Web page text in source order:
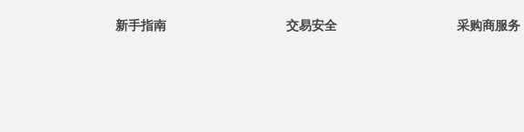
新手指南 交易安全 采购商服务